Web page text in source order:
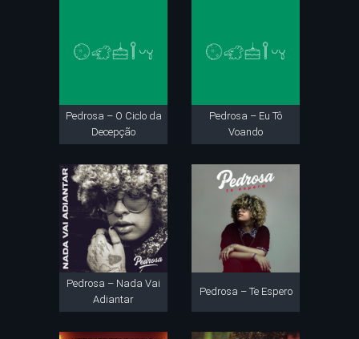
Pedrosa – O Ciclo da
Decepção
Pedrosa – Eu Tô
Voando
Pedrosa – Nada Vai
Adiantar
Pedrosa – Te Espero